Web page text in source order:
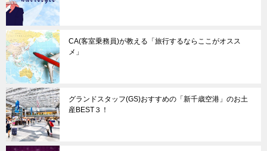
CA(客室乗務員)が教える「旅行するならここがオスス
メ」
グランドスタッフ(GS)おすすめの「新千歳空港」のお土
産BEST３！